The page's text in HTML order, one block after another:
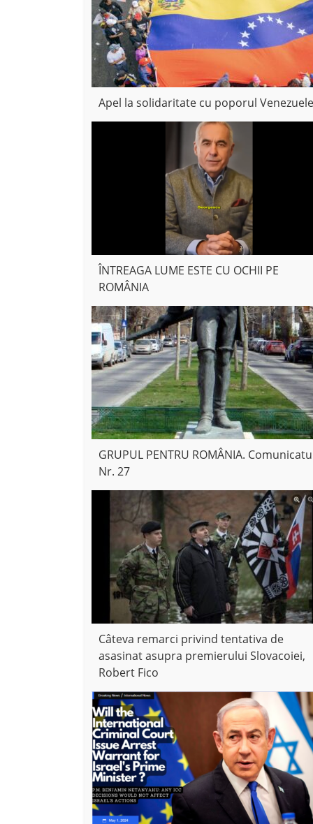
Apel la solidaritate cu poporul
ÎNTREAGA LUME ESTE CU OCHII PE
ROMÂNIA
GRUPUL PENTRU ROMÂNIA.
Nr. 27
Câteva remarci privind tentativa de
asasinat asupra premierului Slovacoiei,
Robert Fico